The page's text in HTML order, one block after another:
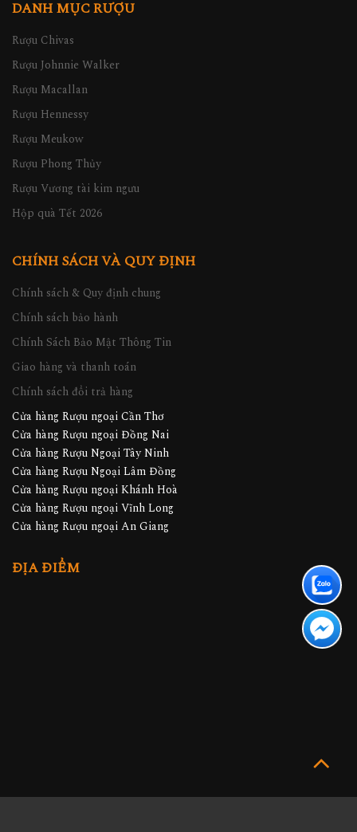
DANH MỤC RƯỢU
Rượu Chivas
Rượu Johnnie Walker
Rượu Macallan
Rượu Hennessy
Rượu Meukow
Rượu Phong Thủy
Rượu Vương tài kim ngưu
Hộp quà Tết 2026
CHÍNH SÁCH VÀ QUY ĐỊNH
Chính sách & Quy định chung
Chính sách bảo hành
Chính Sách Bảo Mật Thông Tin
Giao hàng và thanh toán
Chính sách đổi trả hàng
Cửa hàng Rượu ngoại Cần Thơ
Cửa hàng Rượu ngoại Đồng Nai
Cửa hàng Rượu Ngoại Tây Ninh
Cửa hàng Rượu Ngoại Lâm Đồng
Cửa hàng Rượu ngoại Khánh Hoà
Cửa hàng Rượu ngoại Vĩnh Long
Cửa hàng Rượu ngoại An Giang
ĐỊA ĐIỂM